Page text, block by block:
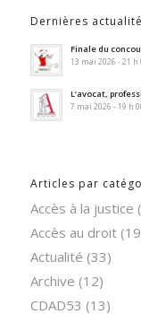
Dernières
Finale du
13 mai 2026 - 21 h
L’avocat,
7 mai 2026 - 19 h
Articles par
Accès à la justice
Accès au droit
Actualité (33)
Archive (12)
CDAD53 (13)